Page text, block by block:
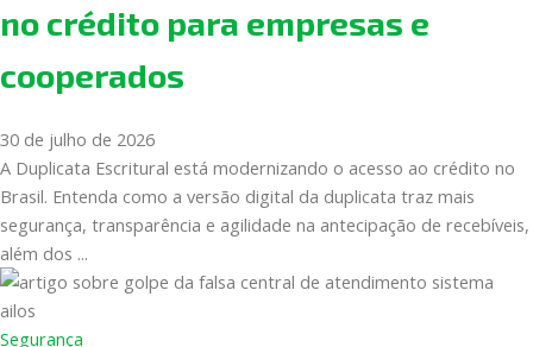
no crédito para empresas e
cooperados
30 de julho de 2026
A Duplicata Escritural está modernizando o acesso ao crédito no
Brasil. Entenda como a versão digital da duplicata traz mais
segurança, transparência e agilidade na antecipação de recebíveis,
além dos ...
Segurança